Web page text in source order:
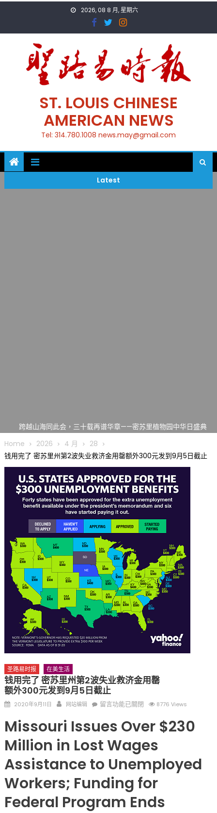
2026, 08 8 月, 星期六
ST. LOUIS CHINESE
AMERICAN NEWS
Tel: 314.780.1008 news.may@gmail.com
Latest
跨越山海同此会，三十载再谱华章——密苏里植物园中华日盛典
圆满举行
圣路易龙舟俱乐部5月16日龙舟体验日 邀请各界亲身体验划行乐
趣 + 水上竞速魅力
三十二载跨越时空的相逢
执掌密苏里植物园近四十年 致力推动全球植物多样性研究与中美
合作 Peter Raven 博士逝世 享年89岁
一晃三十年，初夏又相逢。中华日，等你来赴约 —— 密苏里植物
园“中华日三十周年特别报道（五）
筝声与琴韵交汇：刘励(Li Statler)与钢琴家Darek演绎一场古筝
与钢琴的精彩对话
Home 2026 4 月
28
钱用完了 密苏里州第2波失业救济金用罄额外300元发到9月5日截止
圣路易时报 在美生活
钱用完了 密苏里州第2波失业救济金用罄
额外300元发到9月5日截止
Posted
2020年9月11日 Author
网站编辑
在
用
了
密
苏
里
第
留言功能已關閉 8776 Views
Missouri Issues Over $230
Million in Lost Wages
Assistance to Unemployed
Workers; Funding for
Federal Program Ends